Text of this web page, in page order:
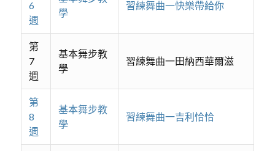
6
週
學
習練舞曲一快樂帶給你
第
7
週
基本舞步教
學
習練舞曲一田納西華爾滋
第
8
週
基本舞步教
學
習練舞曲一吉利恰恰